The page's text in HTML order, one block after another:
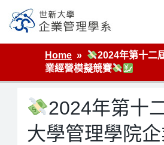
content
世新大學企業管理學系
Home
2024年第十二
業經營模擬競賽
2024年第十
大學管理學院